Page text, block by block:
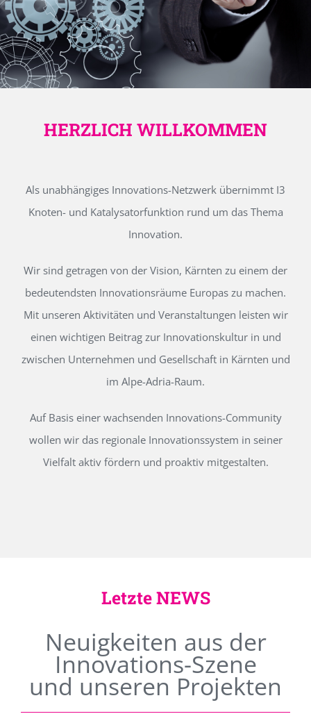
HERZLICH WILLKOMMEN
Als unabhängiges Innovations-Netzwerk übernimmt I3
Knoten- und Katalysatorfunktion rund um das Thema
Innovation.
Wir sind getragen von der Vision, Kärnten zu einem der
bedeutendsten Innovationsräume Europas zu machen.
Mit unseren Aktivitäten und Veranstaltungen leisten wir
einen wichtigen Beitrag zur Innovationskultur in und
zwischen Unternehmen und Gesellschaft in Kärnten und
im Alpe-Adria-Raum.
Auf Basis einer wachsenden Innovations-Community
wollen wir das regionale Innovationssystem in seiner
Vielfalt aktiv fördern und proaktiv mitgestalten.
Letzte NEWS
Neuigkeiten aus der
Innovations-Szene
und unseren Projekten